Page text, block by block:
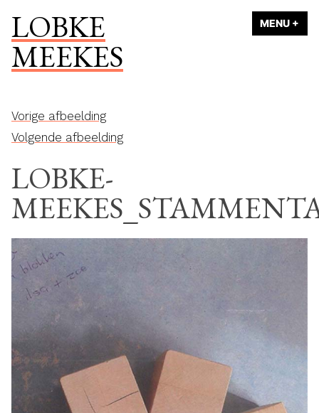
inhoud
springen
LOBKE
MEEKES
MENU +
Vorige afbeelding
Volgende afbeelding
LOBKE-